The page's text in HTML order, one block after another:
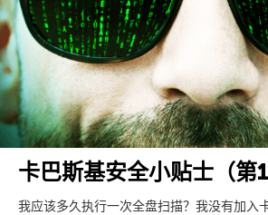
卡巴斯基安全小贴士（第
我应该多久执行一次全盘扫描？我没有加入